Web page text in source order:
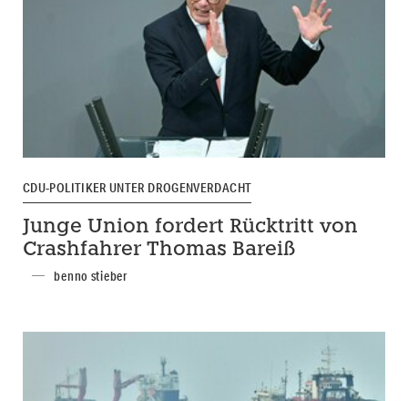
CDU-POLITIKER UNTER DROGENVERDACHT
Junge Union fordert Rücktritt von
Crashfahrer Thomas Bareiß
benno stieber